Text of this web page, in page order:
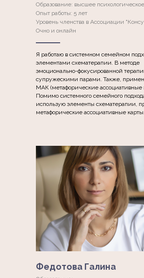
Образование: высшее психологическое
Опыт работы: 5 лет
Уровень членства в Ассоциации
Очно и онлайн
Я работаю в системном семейном
элементами схематерапии. В методе
эмоционально-фокусированной
супружескими парами. Также,
МАК (метафорические ассоциативные
Помимо системного семейного
использую элементы схематерапии,
метафорические ассоциативные карты.
Федотова Галина